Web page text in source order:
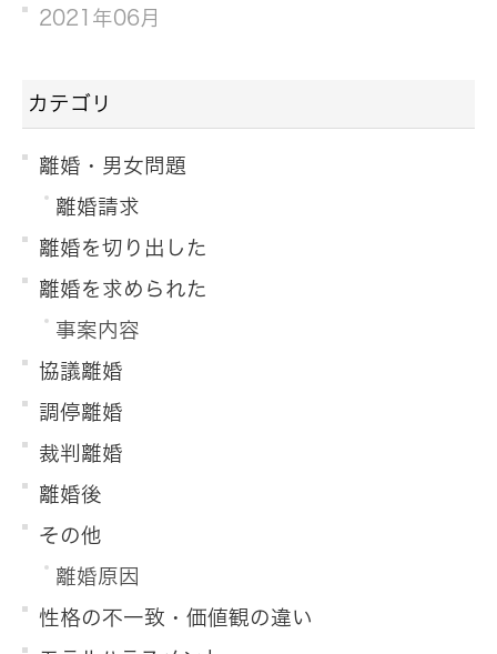
2021年06月
カテゴリ
離婚・男女問題
離婚請求
離婚を切り出した
離婚を求められた
事案内容
協議離婚
調停離婚
裁判離婚
離婚後
その他
離婚原因
性格の不一致・価値観の違い